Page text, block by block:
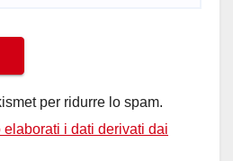
per ridurre lo spam.
i dati derivati dai